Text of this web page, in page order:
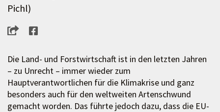
Pichl)
Die Land- und Forstwirtschaft ist in den letzten Jahren
– zu Unrecht – immer wieder zum
Hauptverantwortlichen für die Klimakrise und ganz
besonders auch für den weltweiten Artenschwund
gemacht worden. Das führte jedoch dazu, dass die EU-